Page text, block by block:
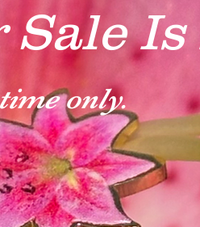
Is
only.